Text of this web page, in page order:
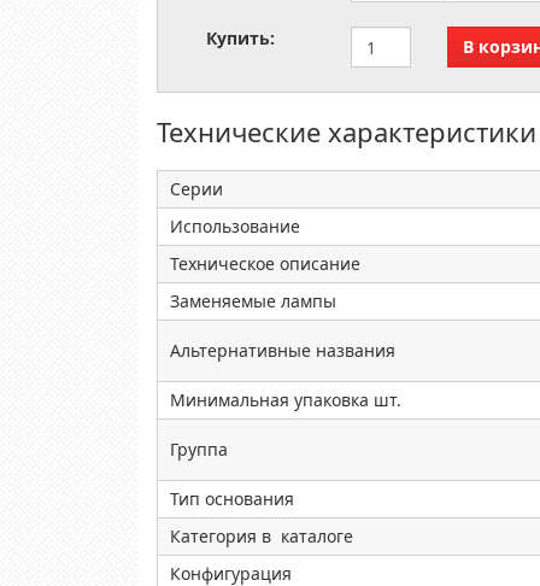
Купить:
Технические характеристики
Серии
Использование
Техническое описание
Заменяемые лампы
Альтернативные названия
Минимальная упаковка шт.
Группа
Тип основания
Категория в каталоге
Конфигурация